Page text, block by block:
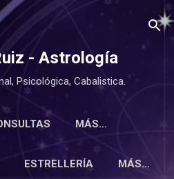
principal
- Astrología
Psicológica, Cabalistica.
MÁS…
ESTRELLERÍA MÁS…